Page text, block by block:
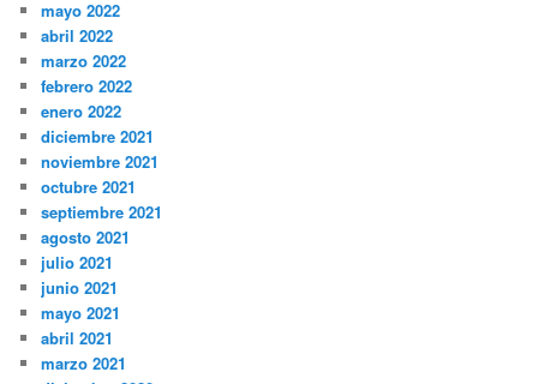
mayo 2022
abril 2022
marzo 2022
febrero 2022
enero 2022
diciembre 2021
noviembre 2021
octubre 2021
septiembre 2021
agosto 2021
julio 2021
junio 2021
mayo 2021
abril 2021
marzo 2021